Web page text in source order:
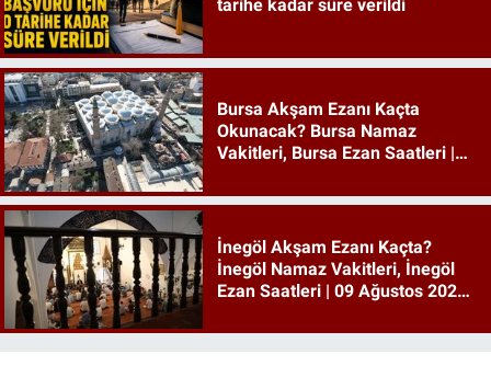
tarihe kadar süre verildi
Bursa Akşam Ezanı Kaçta
Okunacak? Bursa Namaz
Vakitleri, Bursa Ezan Saatleri |
İnegöl Akşam Ezanı Kaçta?
İnegöl Namaz Vakitleri, İnegöl
Ezan Saatleri | 09 Ağustos 2026